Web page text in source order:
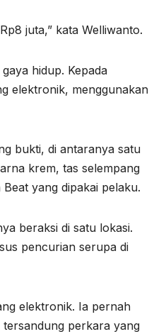
juta,” kata Welliwanto.
hidup. Kepada
elektronik, menggunakan
bukti, di antaranya satu
krem, tas selempang
yang dipakai pelaku.
beraksi di satu lokasi.
pencurian serupa di
elektronik. Ia pernah
perkara yang